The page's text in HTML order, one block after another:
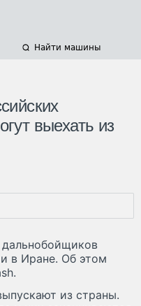
Найти машины
выехать из
в Иране. Об этом
из страны.